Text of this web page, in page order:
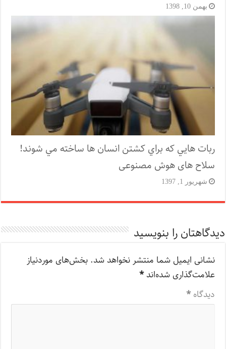
بهمن 10, 1398
ربات هايي که براي کشتن انسان ها ساخته مي شوند!
سلاح های هوش مصنوعی
شهریور 1, 1397
دیدگاهتان را بنویسید
نشانی ایمیل شما منتشر نخواهد شد. بخش‌های موردنیاز
علامت‌گذاری شده‌اند*
دیدگاه*